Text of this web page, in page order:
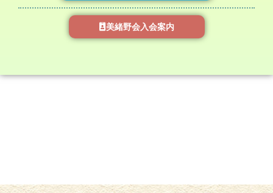
美緒野会入会案内